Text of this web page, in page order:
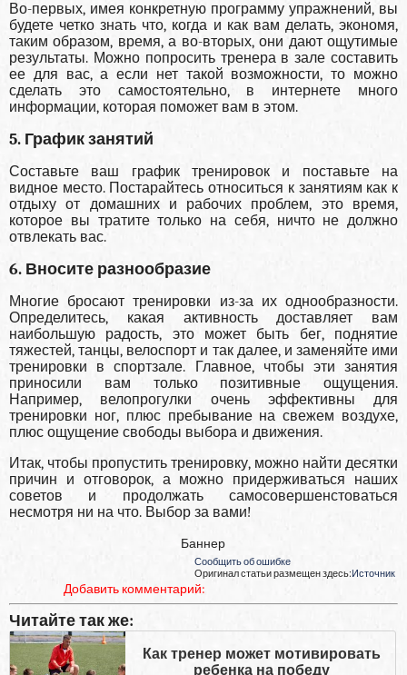
Во-первых, имея конкретную программу упражнений, вы
будете четко знать что, когда и как вам делать, экономя,
таким образом, время, а во-вторых, они дают ощутимые
результаты. Можно попросить тренера в зале составить
ее для вас, а если нет такой возможности, то можно
сделать это самостоятельно, в интернете много
информации, которая поможет вам в этом.
5. График занятий
Составьте ваш график тренировок и поставьте на
видное место. Постарайтесь относиться к занятиям как к
отдыху от домашних и рабочих проблем, это время,
которое вы тратите только на себя, ничто не должно
отвлекать вас.
6. Вносите разнообразие
Многие бросают тренировки из-за их однообразности.
Определитесь, какая активность доставляет вам
наибольшую радость, это может быть бег, поднятие
тяжестей, танцы, велоспорт и так далее, и заменяйте ими
тренировки в спортзале. Главное, чтобы эти занятия
приносили вам только позитивные ощущения.
Например, велопрогулки очень эффективны для
тренировки ног, плюс пребывание на свежем воздухе,
плюс ощущение свободы выбора и движения.
Итак, чтобы пропустить тренировку, можно найти десятки
причин и отговорок, а можно придерживаться наших
советов и продолжать самосовершенстоваться
несмотря ни на что. Выбор за вами!
Баннер
Сообщить об ошибке
Оригинал статьи размещен здесь:Источник
Добавить комментарий:
Читайте так же:
Как тренер может мотивировать
ребенка на победу